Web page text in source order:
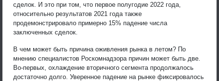
сделок. И это при том, что первое полугодие 2022 года,
относительно результатов 2021 года также
продемонстрировало примерно 15% падение числа
заключенных сделок.
В чем может быть причина оживления рынка в летом? По
мнению специалистов Роскомнадзора причин может быть две.
Во-первых, охлаждение вторичного сегмента продолжалось
достаточно долго. Уверенное падение на рынке фиксировалось